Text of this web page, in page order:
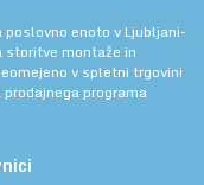
poslovno enoto v Ljubljani-
storitve montaže in
v spletni trgovini
programa